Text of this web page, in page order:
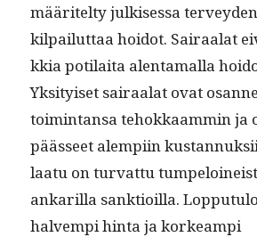
määritel­ty julkises­sa
kil­pailut­taa hoidot. Sairaalat
kkia poti­lai­ta alen­ta­mal­la
Yksi­tyiset sairaalat ovat
toim­intansa tehokkaam­min ja
päässeet alem­pi­in
laatu on tur­vat­tu
ankar­il­la sank­tioil­la.
halvem­pi hin­ta ja korkeampi